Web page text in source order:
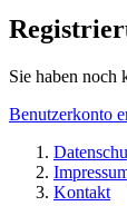
Sie haben noch
Benutzerkonto
Kontakt